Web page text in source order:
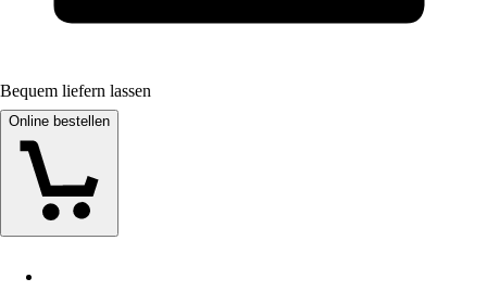
Bequem liefern lassen
Online bestellen